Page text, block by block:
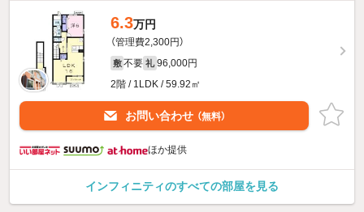
6.3万円
（管理費2,300円）
敷 不要 礼 96,000円
2階 / 1LDK / 59.92㎡
お問い合わせ （無料）
ほか提供
インフィニティのすべての部屋を見る